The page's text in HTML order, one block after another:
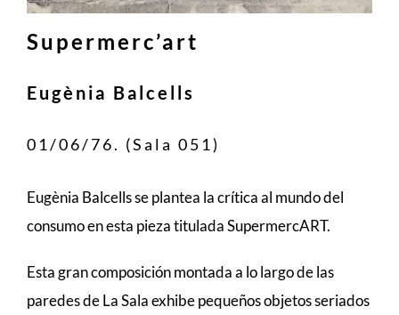
Supermerc’art
Eugènia Balcells
01/06/76. (Sala 051)
Eugènia Balcells se plantea la crítica al mundo del
consumo en esta pieza titulada SupermercART.
Esta gran composición montada a lo largo de las
paredes de La Sala exhibe pequeños objetos seriados